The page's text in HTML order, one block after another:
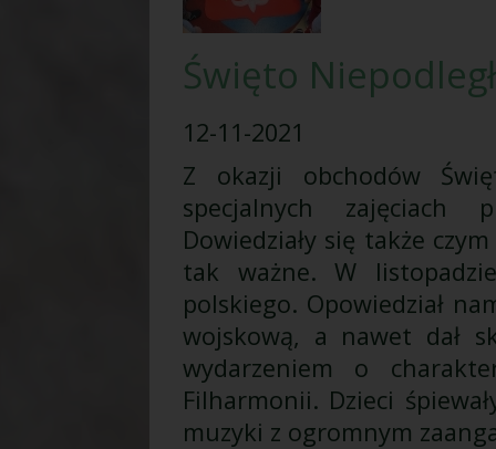
Święto
12-11-2021
Z okazji obchodów
specjalnych zajęciach
Dowiedziały się także
tak ważne. W
polskiego. Opowiedział
wojskową, a nawet dał
wydarzeniem o
Filharmonii. Dzieci
muzyki z ogromnym